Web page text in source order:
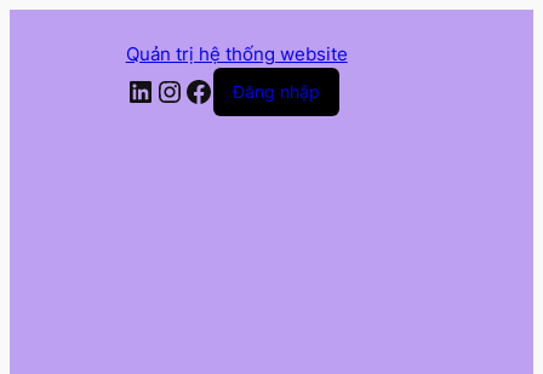
Quản trị hệ thống website
LinkedIn
Instagram
Facebook
Đăng nhập